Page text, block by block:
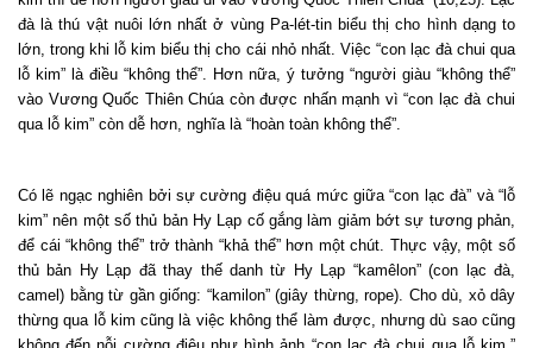
đà là thú vật nuôi lớn nhất ở vùng Pa-lét-tin biểu thị cho hình dạng to
lớn, trong khi lỗ kim biểu thị cho cái nhỏ nhất. Việc “con lạc đà chui qua
lỗ kim” là điều “không thể”. Hơn nữa, ý tưởng “người giàu “không thể”
vào Vương Quốc Thiên Chúa còn được nhấn mạnh vì “con lạc đà chui
qua lỗ kim” còn dễ hơn, nghĩa là “hoàn toàn không thể”.
Có lẽ ngạc nghiên bởi sự cường điệu quá mức giữa “con lạc đà” và “lỗ
kim” nên một số thủ bản Hy Lạp cố gắng làm giảm bớt sự tương phản,
để cái “không thể” trở thành “khả thể” hơn một chút. Thực vậy, một số
thủ bản Hy Lạp đã thay thế danh từ Hy Lạp “kamêlon” (con lạc đà,
camel) bằng từ gần giống: “kamilon” (giây thừng, rope). Cho dù, xỏ dây
thừng qua lỗ kim cũng là việc không thể làm được, nhưng dù sao cũng